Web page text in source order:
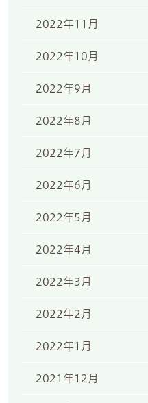
2022年11月
2022年10月
2022年9月
2022年8月
2022年7月
2022年6月
2022年5月
2022年4月
2022年3月
2022年2月
2022年1月
2021年12月